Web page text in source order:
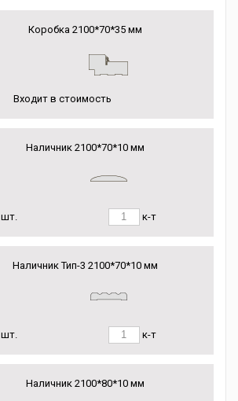
Коробка 2100*70*35 мм
Входит в стоимость
Наличник 2100*70*10 мм
шт. к-т
Наличник Тип-3 2100*70*10 мм
шт. к-т
Наличник 2100*80*10 мм